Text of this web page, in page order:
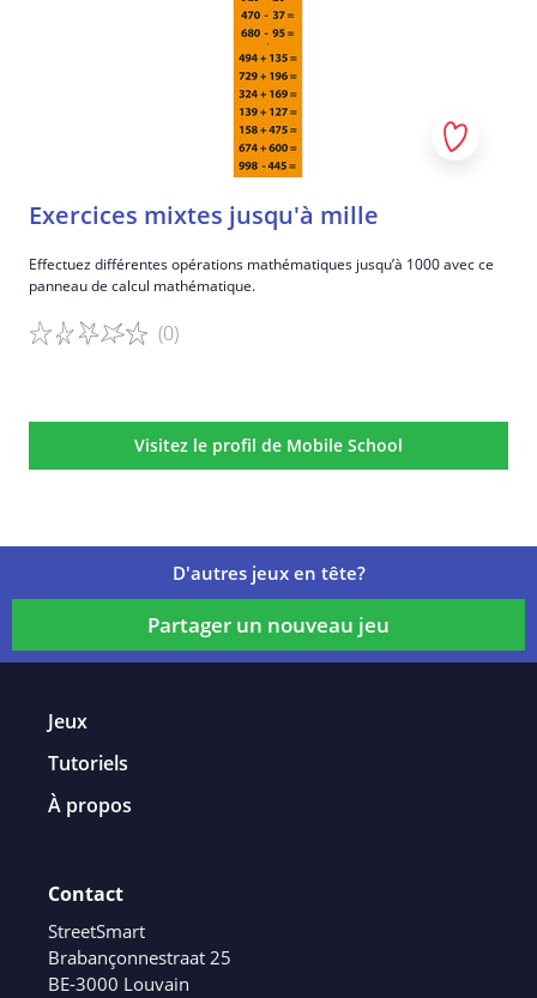
Exercices mixtes jusqu'à mille
Effectuez différentes opérations mathématiques jusqu’à 1000 avec ce
panneau de calcul mathématique.
(0)
Visitez le profil de Mobile School
D'autres jeux en tête?
Partager un nouveau jeu
Jeux
Tutoriels
À propos
Contact
StreetSmart
Brabançonnestraat 25
BE-3000 Louvain